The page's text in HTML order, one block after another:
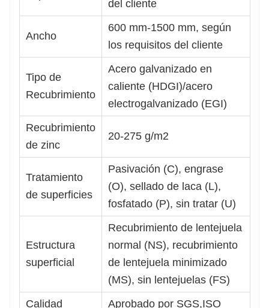
del cliente
Ancho
600 mm-1500 mm, según
los requisitos del cliente
Tipo de
Recubrimiento
Acero galvanizado en
caliente (HDGI)/acero
electrogalvanizado (EGI)
Recubrimiento
de zinc
20-275 g/m2
Tratamiento
de superficies
Pasivación (C), engrase
(O), sellado de laca (L),
fosfatado (P), sin tratar (U)
Estructura
superficial
Recubrimiento de lentejuela
normal (NS), recubrimiento
de lentejuela minimizado
(MS), sin lentejuelas (FS)
Calidad
Aprobado por SGS,ISO